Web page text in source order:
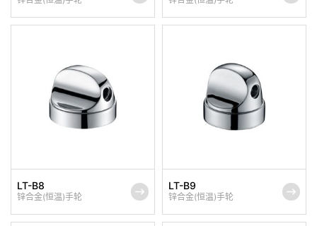
LT-B8
锌合金(恒温)手轮
LT-B9
锌合金(恒温)手轮